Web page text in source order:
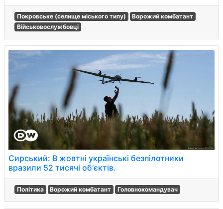
Покровське (селище міського типу)
Ворожий комбатант
Військовослужбовці
Сирський: В жовтні українські безпілотники
вразили 52 тисячі об'єктів.
Політика Ворожий комбатант Головнокомандувач